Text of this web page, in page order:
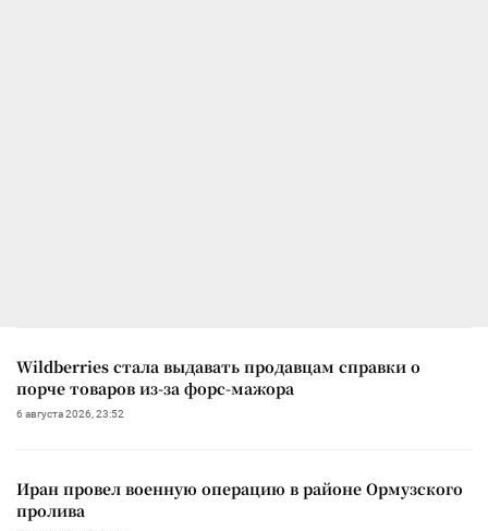
Wildberries стала выдавать продавцам справки о
порче товаров из-за форс-мажора
6 августа 2026, 23:52
Иран провел военную операцию в районе Ормузского
пролива